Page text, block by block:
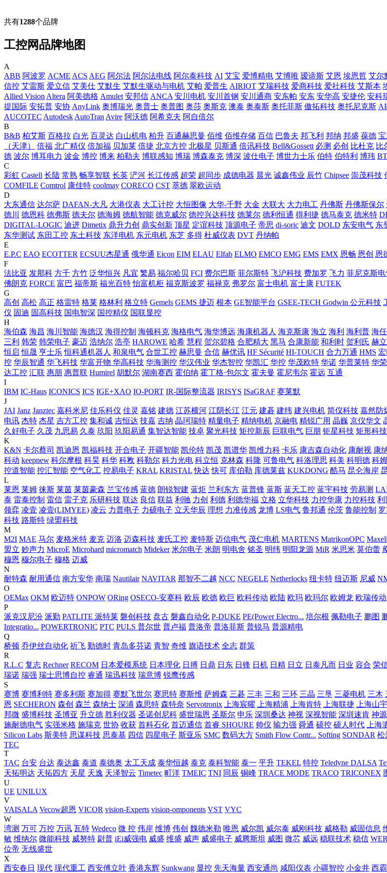
共有1288个品牌
工控网品牌地图
A
ABB 阿波罗 ACME ACS AEG 阿尔法 阿尔法电线 阿尔泰科技 AI 艾宝 爱博精电 艾博唯 瑷谛斯 艾恩 埃恩哲 艾尔
信控 艾雷斯 爱立信 艾美仕 艾默生 艾默生驱动与电机 艾帕 爱普生 AIRIOT 艾瑞科技 爱商科技 爱社科技 艾斯本
Allied Vision Altera 阿美德格 Amulet 安邦信 ANCA 安川电机 安川首钢 安川通商 安东帕 安东 安华高 安捷伦 安科
提国际 安拓普 安协 AnyLink 奥博瑞光 奥普士 奥普图 奥莎 奥斯克 澳泰 奥泰斯 奥托菲斯 傲拓科技 奥托尼克斯
AUCOTEC Autodesk AutoTran Avire 阿沃德 阿希克夫 阿自倍尔
B
B&B 柏艾斯 百格拉 白光 百灵达 白山机电 柏升 百通赫思曼 佰维 佰维存储 百信 巴鲁夫 邦飞利 邦纳 邦盛 葆德
（天津）
倍福 北广精仪 倍加福 贝加莱 倍捷 北京方控 北极星 贝斯通 倍讯科技 Bell&Gossett 必测 必创 比杜克 比
德 波尔 博耳电力 波金 博控 博来 柏勒夫 博联感知 博瑞 博森泰克 博深 波仕电子 博世力士乐 伯特 伯特利 博玮
C
彩虹 Castell 长陆 常熟 畅享智联 长英 浐河 长江传感 超荣 超同步 成德电器 晨光 诚鑫伟业 辰竹 Chipsee 崇茂科技
COMFILE Comtrol 康佳特 coolmay CORECO CST 萃德 翠欧运动
D
大东通信 达尔萨 DAFAN-大凡 大港仪表 大工计控 大恒图像 大华-千野 大金 大联大 大力电工 丹佛斯 丹佛斯保尔
德川
德恩科 德弗斯 德夫尔 德海姆 德航智能 德克威尔 德控兴达科技 德莱尔 德利恒通 得利捷 德马泰克 德米特
DIGITAL-LOGIC 迪进 Dimetix 鼎升力创 鼎实创新 顶星 定谊科技 顶源电子 帝思 di-soric 迪文 DOLD 东安电气 东
东华测试 东田工控 东土科技 东洋电机 东元电机 东芝 多得 杜威仪表 DVT 丹纳帕
E
E.P.C EAO ECOTTER ECSUU杰星通 俄华通 Eicon EIM ELAU Elfab ELMO EMCO EMG EMS EMX 恩畅 恩创 恩
F
法比亚 发那科 方千 方竹 泛华恒兴 凡宜 繁易 福尔哈贝 FCI 费尔巴斯 菲尔斯特 飞沪科技 费加罗 飞力 菲尼克斯电
佛朗克 FORCE 富巴 福帝斯 福光百特 怡富机柜 福克斯波罗 福禄克 弗罗尔 富士电机 富士康 FUTEK
G
高创 高松 高正 格雷特 格莱 格林利 格立特 Gemels GEMS 捷迈 根本 GE智能平台 GSEE-TECH Godwin 公元科技
仪 固迪 固高科技 国电智深 国控精仪 国联显控
H
海伯森 海昌 海川智能 海德汉 海得控制 海顿科克 海格电气 海华博远 海康机器人 海克斯康 海立 海利 海利普 海
三利 韩荣 韩荣电子 豪迈 浩纳尔 浩亭 HAROWE 哈希 慧程 贺尔碧格 合肥精大 黑马 合康新能 和利时 贺利氏 赫
恒启 恒晟 亨士乐 恒科通机器人 和泉电气 合世工控 赫思曼 合信 赫优讯 HF Sécurité HI-TOUCH 合力万通 HMS
控 华辰智通 华飞科技 华富开物 华高科技 华海测控 华汉伟业 华杰智控 华凯汇 华控 华茂欧特 华诺 华普莱特 华
达工控 汇联 惠朋 惠普联 Humirel 胡默尔 湖南赛西 霍伯纳 霍丁格·包尔文 霍夫曼 霍尼韦尔 霍远 互通
I
IBM IC-Haus ICONICS ICS IGE+XAO IO-PORT IR-国际整流器 IRISYS ISaGRAF 赛莱默
J
JAI Janz Janztec 嘉科米尼 佳乐科仪 佳灵 嘉铭 建德 江苏横河 江阴长江 江元 建碁 建纬 建兴电机 简仪科技 嘉然防
电讯 杰特 杰星 吉方工控 集和诚 吉恒达 技嘉 吉纳 晶珂瑞特 精量电子 精纳电机 京融电 精锐广用 晶巍 京仪华文
久好电子 久茂 九思易 久泰 玖阳 玖阳易通 集智达智能 技卓 聚光科技 矩控新辰 巨联电气 巨朋 钜星科技 矩形科技
K
K&N 卡尔蔡司 凯迪恩 凯福科技 开合电子 开疆智能 凯伦特 凯茂 凯谱华 凯维力科 卡乐 康吉森自动化 康耐视 康
科动 keepnew 科尔摩根 科昊 科华 科敉 科勒尔 科力光电 科立恒 克林森 科隆 可鲁电气 科洛理思 科美 科明德 科
控道智能 控汇智能 空气化工 控易电子 KRAL KRISTAL 快达 快可 库伯勒 库德莱兹 KUKDONG 酷马 昆仑海岸
L
莱恩 莱姆 徕斯 莱茵 莱茵豪森 兰宝传感 蓝德 朗锐智建 蓝炬 兰利东方 蓝普锋 蓝斯 蓝天工控 蓝宇科技 劳易测
泰 雷泰控制 雷信 雷子克 乐研科技 联达 良信 联益 利驰 力创 利德 利德华福 立格 立华科技 力控华康 力控科技 利
领弈 凌壹 凌壹(LIMYEE) 凌云 力普电子 力硕电子 立天华辰 理想 力准传感 龙博 LS电气 鲁邦通 伦茨 鲁能控制
科技 路斯特 绿盟科技
M
M2I MAE 马尔 麦格米特 麦克 迈洛 迈森科技 麦氏工控 麦特斯 迈信电气 茂仁电机 MARTENS MatrikonOPC Maxell
盟立 妙声力 MicroE Microhard micromatch Mideker 米尔电子 米朗 明电舍 铭圣 明纬 明阳龙源 MiR 米思米 莫伯蕾
穆恩 穆尔电子 穆格 迈威
N
耐特森 耐用通信 南方安华 南瑞 Nautilair NAVITAR 那智不二越 NCC NEGELE Netherlocks 纽卡特 纽迈斯 尼威
O
OEMax OKM 欧迈特 ONPOW ORing OSECO-安赛科 欧辰 欧德 欧巨 欧科传动 欧陆 欧玛 欧玛尔 欧姆龙 欧瑞传动
P
派克汉尼汾 派勤 PATLITE 派特莱 磐创科技 盘古 磐鑫自动化 P-DUKE PE(Power Electro... 培尔根 佩勒电子 鹏图
Integratio... POWERTRONIC PTC PULS 普尔世 普卢福 普洛帝 普洛菲斯 普锐马 普源精电
Q
桥顿 乔伊丝自动化 祈飞 勤德时 青岛多芬诺 青智 奇维 旗语技术 全志 群策
R
R.L.C 复志 Rechner RECOM 日本爱模系统 日本理化 日搏 日鼎 日东 日锋 日机 日精 日立 日泰凡而 日业 容合 荣
瑞诺 瑞强 瑞士思博自控 睿通 瑞迅科技 瑞意博 锐鹰传感
S
赛博 赛博利特 赛多利斯 赛加得 赛默飞世尔 赛思特 赛斯维 萨姆森 三碁 三丰 三和 三环 三晶 三垦 三菱电机 三木
恩 SECHERON 森创 森兰 森纳士 深浦 森思特 森特奈 Servotronix 上海宸曜 上海精浦 上海肯特 上海联捷 上海山宇
邦微 盛博科技 圣博亚 升立德 胜利仪器 圣诺创尼科 盛世瑞恩 圣斯尔 申乐 深圳桑达 神视 深视智能 深圳速肯 神源
施耐德电气 实强米格 施瑞克 世协 收获 首科石化 首迈通信 首睿 SHOURE 帅仪 输力强 舜通 硕控 硕人时代 上海
Silicon Labs 斯美特 思谋科技 思泰基 四信 四星电子 斯亚乐 SMC 数码大方 Smith Flow Contr... Softing SONDAR 松
TEC
T
TAC 台安 台达 泰达鑫 泰道 泰德奥 太工天成 泰华恒越 泰克 泰科智能 泰一 平升 TEKEL 特控 Teledyne DALSA
天拓明达 天拓四方 天星 天逸 天泽智云 Timetec 町洋 TMEIC TNI 同辰 铜峰 TRACE MODE TRACO TRICONEX
U
UE UNILUX
V
VAISALA Vecow超恩 VICOR vision-Experts vision-omponents VST VYC
W
湾测 万可 万控 万讯 瓦特 Wedeco 微 控 伟岸 维博 伟创 魏德米勒 唯恩 威尔凯 威尔泰 威刚科技 威格勒 威固信息
敏 维纳尔 微能科技 威努特 尉普 iEi威强电 威盛 维盛 威声 威盛电子 威腾斯坦 威图 微芯 威远 稳联技术 稳信
位帝 无线盛世
X
西安春日 现代 现代重工 西安傅立叶 香港东辉 Sunkwang 显控 先天海量 西安通尚 咸阳仪表 小疆智控 小金井 西